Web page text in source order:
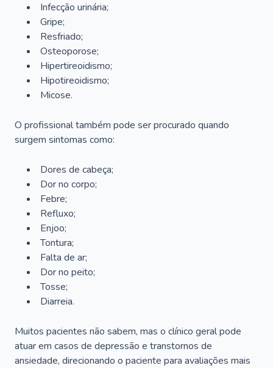
Infecção urinária;
Gripe;
Resfriado;
Osteoporose;
Hipertireoidismo;
Hipotireoidismo;
Micose.
O profissional também pode ser procurado quando
surgem sintomas como:
Dores de cabeça;
Dor no corpo;
Febre;
Refluxo;
Enjoo;
Tontura;
Falta de ar;
Dor no peito;
Tosse;
Diarreia.
Muitos pacientes não sabem, mas o clínico geral pode
atuar em casos de depressão e transtornos de
ansiedade, direcionando o paciente para avaliações mais